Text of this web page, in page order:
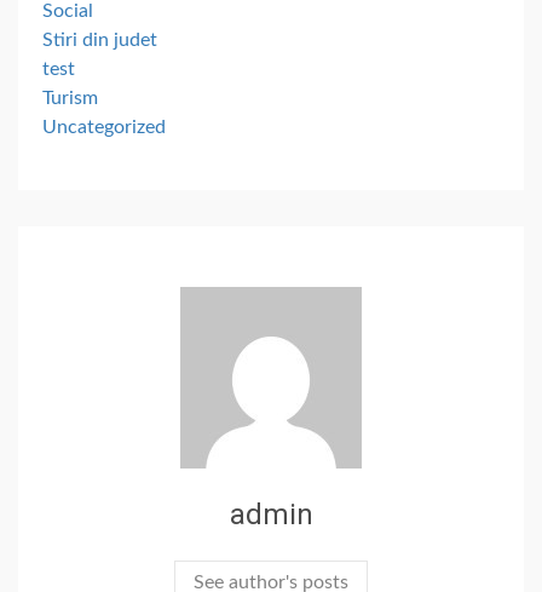
Social
Stiri din judet
test
Turism
Uncategorized
admin
See author's posts